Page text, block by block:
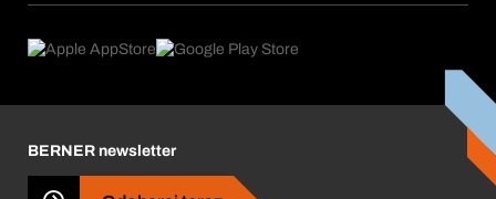
eProcurement
Produktový poradca
Čo nás poháňa
Business Conduct
BERNER newsletter